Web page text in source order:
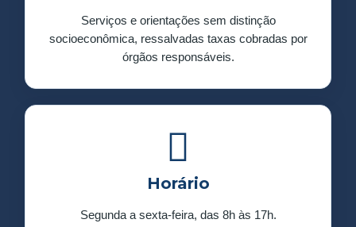
Serviços e orientações sem distinção
socioeconômica, ressalvadas taxas cobradas por
órgãos responsáveis.
Horário
Segunda a sexta-feira, das 8h às 17h.